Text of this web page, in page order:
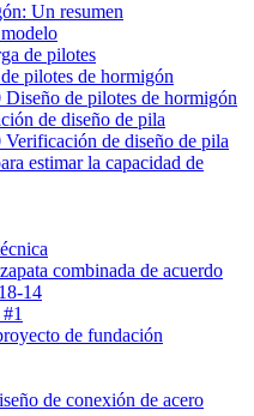
Un resumen
de pilotes
pilotes de hormigón
de pilotes de hormigón
de diseño de pila
de diseño de pila
estimar la capacidad de
combinada de acuerdo
14
de fundación
de conexión de acero